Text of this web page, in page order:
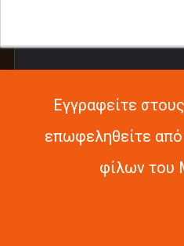
Εγγραφείτε
επωφεληθείτε
φίλων του